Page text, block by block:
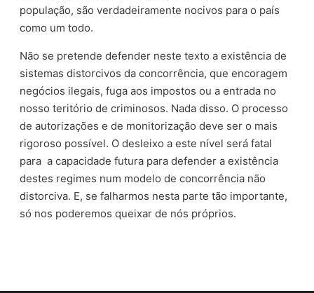
população, são verdadeiramente nocivos para o país
como um todo.
Não se pretende defender neste texto a existência de
sistemas distorcivos da concorrência, que encoragem
negócios ilegais, fuga aos impostos ou a entrada no
nosso teritório de criminosos. Nada disso. O processo
de autorizações e de monitorização deve ser o mais
rigoroso possível. O desleixo a este nível será fatal
para a capacidade futura para defender a existência
destes regimes num modelo de concorrência não
distorciva. E, se falharmos nesta parte tão importante,
só nos poderemos queixar de nós próprios.